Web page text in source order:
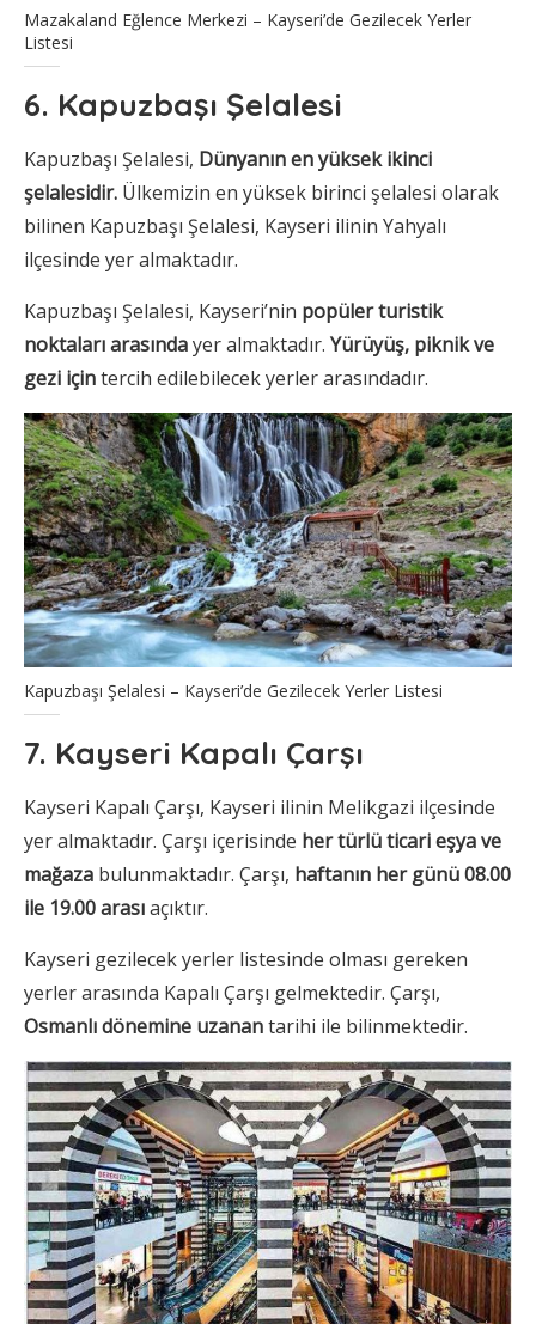
Mazakaland Eğlence Merkezi – Kayseri’de Gezilecek Yerler
Listesi
6. Kapuzbaşı Şelalesi
Kapuzbaşı Şelalesi, Dünyanın en yüksek ikinci
şelalesidir. Ülkemizin en yüksek birinci şelalesi olarak
bilinen Kapuzbaşı Şelalesi, Kayseri ilinin Yahyalı
ilçesinde yer almaktadır.
Kapuzbaşı Şelalesi, Kayseri’nin popüler turistik
noktaları arasındayer almaktadır. Yürüyüş, piknik ve
gezi içintercih edilebilecek yerler arasındadır.
Kapuzbaşı Şelalesi – Kayseri’de Gezilecek Yerler Listesi
7. Kayseri Kapalı Çarşı
Kayseri Kapalı Çarşı, Kayseri ilinin Melikgazi ilçesinde
yer almaktadır. Çarşı içerisinde her türlü ticari eşya ve
mağaza bulunmaktadır. Çarşı, haftanın her günü 08.00
ile 19.00 arasıaçıktır.
Kayseri gezilecek yerler listesinde olması gereken
yerler arasında Kapalı Çarşı gelmektedir. Çarşı,
Osmanlı dönemine uzanantarihi ile bilinmektedir.